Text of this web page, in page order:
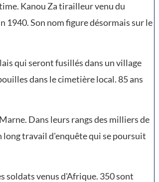
Kanou Za tirailleur venu du
1940. Son nom figure désormais sur le
qui seront fusillés dans un village
dans le cimetière local. 85 ans
Dans leurs rangs des milliers de
travail d'enquête qui se poursuit
soldats venus d'Afrique. 350 sont